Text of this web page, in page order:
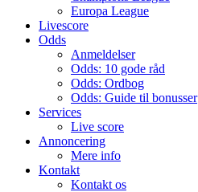
Europa League
Livescore
Odds
Anmeldelser
Odds: 10 gode råd
Odds: Ordbog
Odds: Guide til bonusser
Services
Live score
Annoncering
Mere info
Kontakt
Kontakt os